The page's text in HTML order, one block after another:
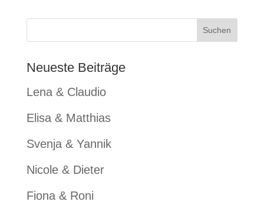
Neueste Beiträge
Lena & Claudio
Elisa & Matthias
Svenja & Yannik
Nicole & Dieter
Fiona & Roni